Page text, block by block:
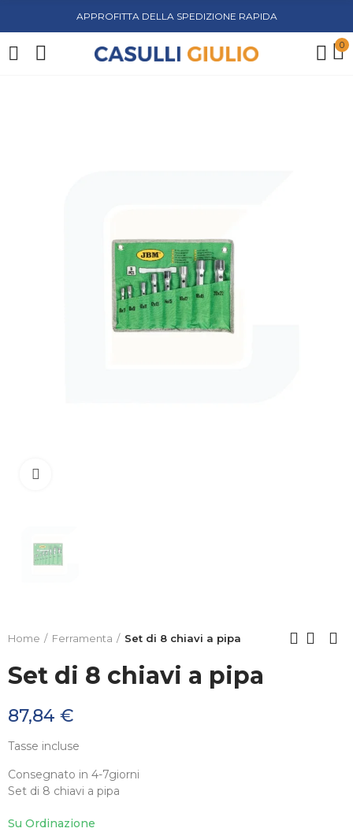
APPROFITTA DELLA SPEDIZIONE RAPIDA
0
Home Ferramenta Set di 8 chiavi a pipa
Set di 8 chiavi a pipa
87,84 €
Tasse incluse
Consegnato in 4-7giorni
Set di 8 chiavi a pipa
Su Ordinazione